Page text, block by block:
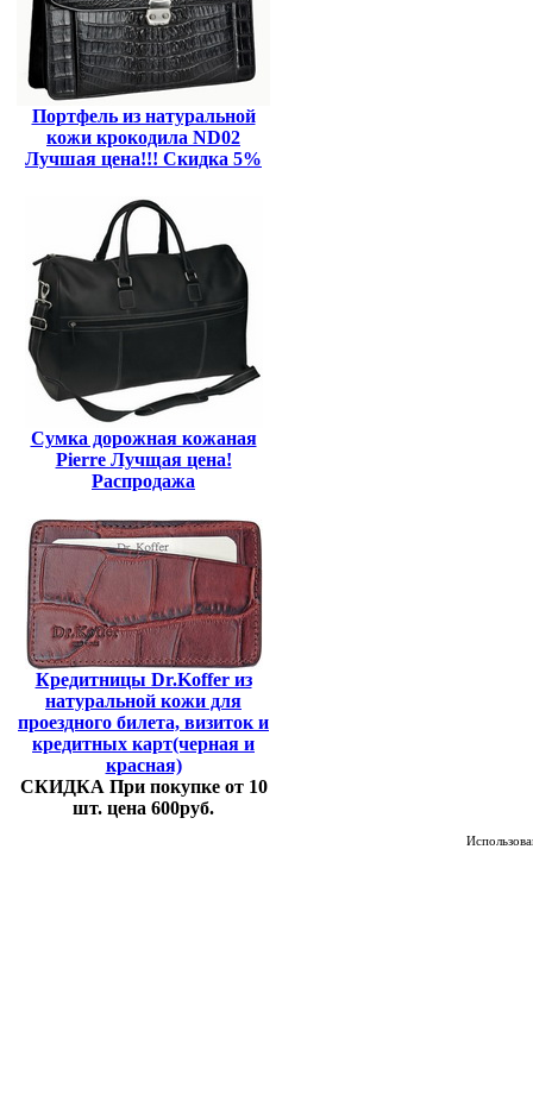
Портфель из натуральной
кожи крокодила ND02
Лучшая цена!!! Скидка 5%
Сумка дорожная кожаная
Pierre Лучщая цена!
Распродажа
Кредитницы Dr.Koffer из
натуральной кожи для
проездного билета, визиток и
кредитных карт(черная и
красная)
СКИДКА При покупке от 10
шт. цена 600руб.